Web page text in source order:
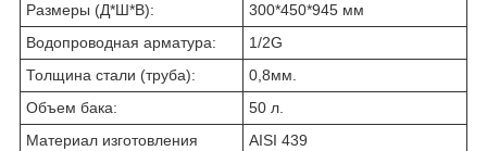
Размеры (Д*Ш*В):
300*450*945 мм
Водопроводная арматура:
1/2G
Толщина стали (труба):
0,8мм.
Объем бака:
50 л.
Материал изготовления
AISI 439